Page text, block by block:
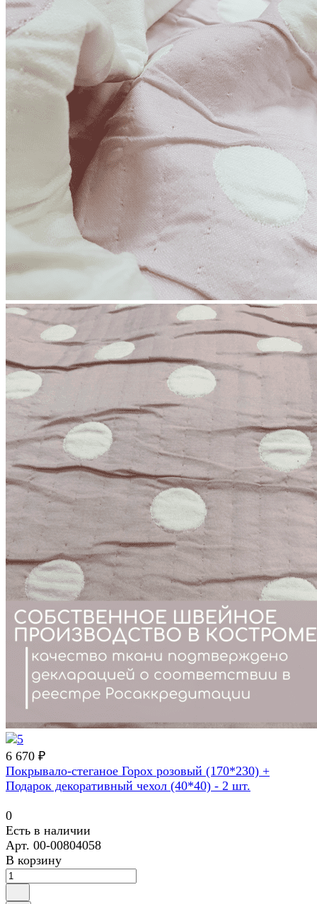
6 670 ₽
Покрывало-стеганое Горох розовый (170*230) +
Подарок декоративный чехол (40*40) - 2 шт.
0
Есть в наличии
Арт. 00-00804058
В корзину